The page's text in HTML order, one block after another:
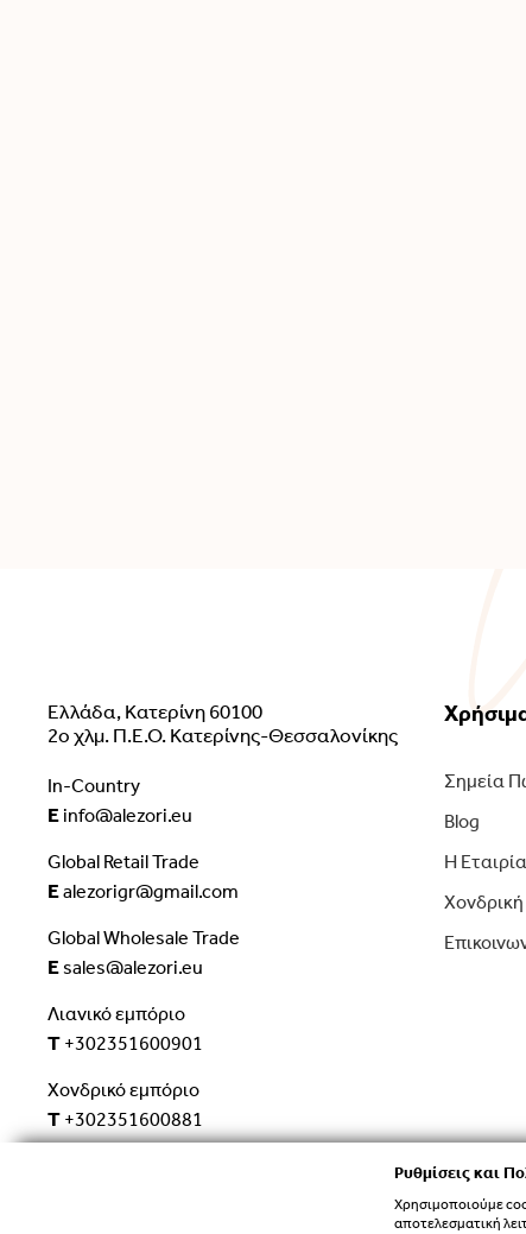
Ελλάδα, Κατερίνη 60100
2ο χλμ. Π.Ε.Ο. Κατερίνης-Θεσσαλονίκης
In-Country
E info@alezori.eu
Global Retail Trade
Ealezorigr@gmail.com
Global Wholesale Trade
Esales@alezori.eu
Λιανικό εμπόριο
T +302351600901
Χονδρικό εμπόριο
T +302351600881
Σημεία
Blog
Η Εταιρία
Χονδρική
Ρυθμίσεις και
Χρησιμοποιούμε
αποτελεσματική